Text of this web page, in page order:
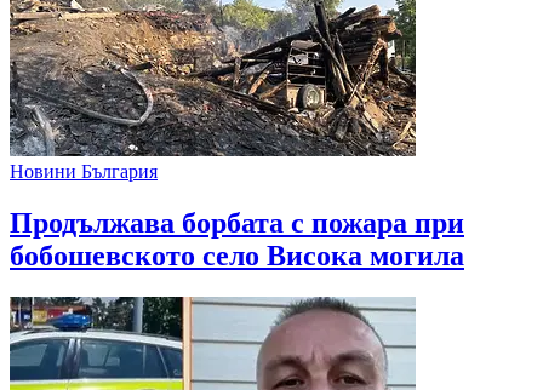
Новини България
Продължава борбата с пожара при
бобошевското село Висока могила